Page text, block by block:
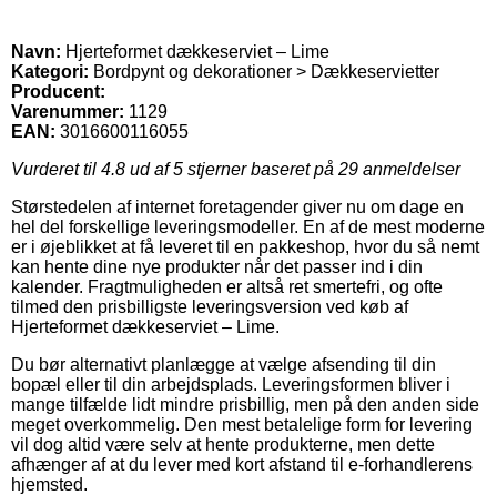
Navn: Hjerteformet dækkeserviet – Lime
Kategori: Bordpynt og dekorationer > Dækkeservietter
Producent:
Varenummer: 1129
EAN: 3016600116055
Vurderet til 4.8 ud af 5 stjerner baseret på 29 anmeldelser
Størstedelen af internet foretagender giver nu om dage en
hel del forskellige leveringsmodeller. En af de mest moderne
er i øjeblikket at få leveret til en pakkeshop, hvor du så nemt
kan hente dine nye produkter når det passer ind i din
kalender. Fragtmuligheden er altså ret smertefri, og ofte
tilmed den prisbilligste leveringsversion ved køb af
Hjerteformet dækkeserviet – Lime.
Du bør alternativt planlægge at vælge afsending til din
bopæl eller til din arbejdsplads. Leveringsformen bliver i
mange tilfælde lidt mindre prisbillig, men på den anden side
meget overkommelig. Den mest betalelige form for levering
vil dog altid være selv at hente produkterne, men dette
afhænger af at du lever med kort afstand til e-forhandlerens
hjemsted.